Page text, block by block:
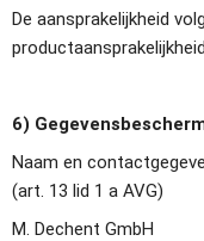
De aansprakelijkheid
6)
Naam en
(art. 13 lid 1 a AVG)
M. Dechent GmbH